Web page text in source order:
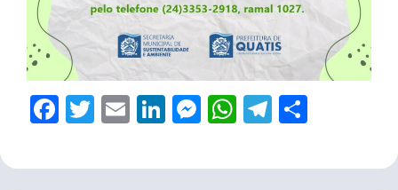
Facebook
Twitter
EmailLinkedIn
Messenger
WhatsApp
Telegram